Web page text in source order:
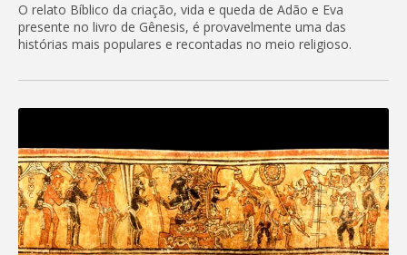
O relato Bíblico da criação, vida e queda de Adão e Eva
presente no livro de Gênesis, é provavelmente uma das
histórias mais populares e recontadas no meio religioso.